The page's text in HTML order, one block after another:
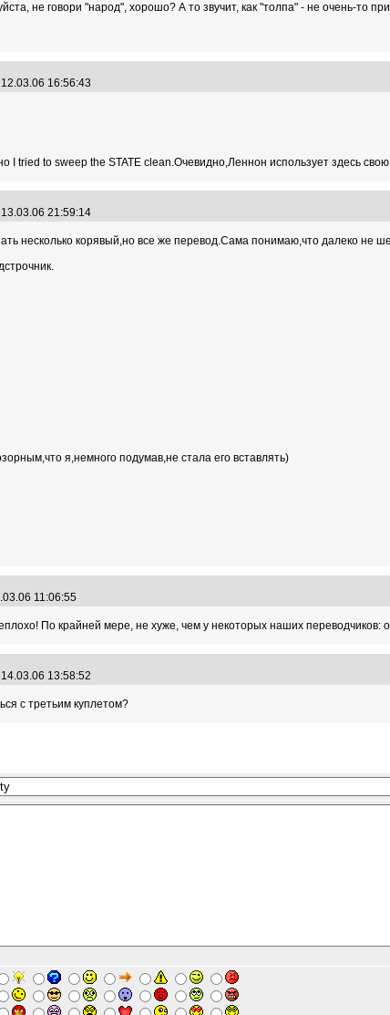
не говори "народ", хорошо? А то звучит, как "толпа" - не очень-то
12.03.06 16:56:43
I tried to sweep the STATE clean.Очевидно,Леннон использует здесь
13.03.06 21:59:14
несколько корявый,но все же перевод.Сама понимаю,что далеко не
я,немного подумав,не стала его вставлять)
11:06:55
По крайней мере, не хуже, чем у некоторых наших переводчиков:
14.03.06 13:58:52
с третьим куплетом?